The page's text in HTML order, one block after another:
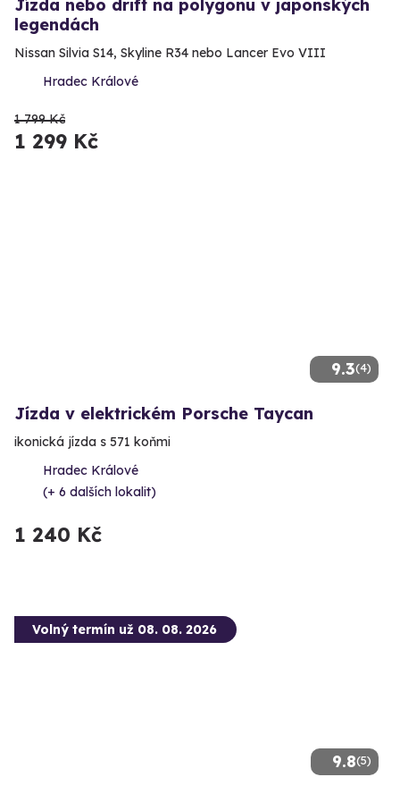
Jízda nebo drift na polygonu v japonských
legendách
Nissan Silvia S14, Skyline R34 nebo Lancer Evo VIII
Hradec Králové
1 799 Kč
1 299 Kč
9.3(4)
Jízda v elektrickém Porsche Taycan
ikonická jízda s 571 koňmi
Hradec Králové
(+ 6 dalších lokalit)
1 240 Kč
9.8(5)
Volný termín už 08. 08. 2026